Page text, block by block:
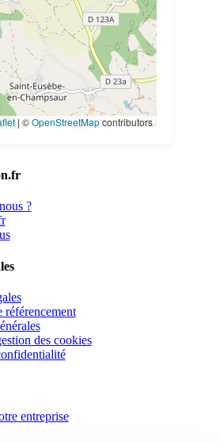
| ©OpenStreetMapcontributors
?
référencement
des cookies
entreprise